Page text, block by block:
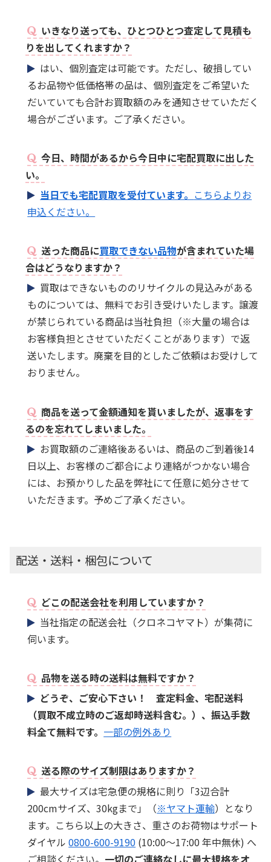
いきなり送っても、ひとつひとつ査定して見積も
りを出してくれますか？
はい、個別査定は可能です。ただし、破損してい
るお品物や低価格帯の品は、個別査定をご希望いた
だいていても合計お買取額のみを通知させていただく
場合がございます。ご了承ください。
今日、時間があるから今日中に宅配買取に出した
い。
当日でも宅配買取を受付ています。 こちらよりお
申込ください。
送った商品に買取できない品物が含まれていた場
合はどうなりますか？
買取はできないもののリサイクルの見込みがある
ものについては、無料でお引き受けいたします。譲渡
が禁じられている商品は当社負担（※大量の場合は
お客様負担とさせていただくことがあります）で返
送いたします。廃棄を目的としたご依頼はお受けして
おりません。
商品を送って金額通知を貰いましたが、返事をす
るのを忘れてしまいました。
お買取額のご連絡後あるいは、商品のご到着後14
日以上、お客様のご都合により連絡がつかない場合
には、お預かりした品を弊社にて任意に処分させて
いただきます。予めご了承ください。
配送・送料・梱包について
どこの配送会社を利用していますか？
当社指定の配送会社（クロネコヤマト）が集荷に
伺います。
品物を送る時の送料は無料ですか？
どうぞ、ご安心下さい！ 査定料金、宅配送料
（買取不成立時のご返却時送料含む。）、振込手数
料全て無料です。 一部の例外あり
送る際のサイズ制限はありますか？
最大サイズは宅急便の規格に則り「3辺合計
200cmサイズ、30kgまで」（※ヤマト運輸）となり
ます。こちら以上の大きさ、重さのお荷物はサポート
ダイヤル0800-600-9190 (10:00～17:00 年中無休) へ
ご相談ください。 一切のご連絡なしに最大規格をオ